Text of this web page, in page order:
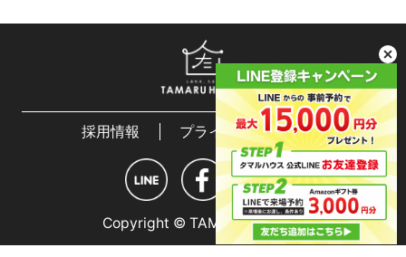
採用情報 プライバシーポリシー
Copyright © TAMARU HOUSE